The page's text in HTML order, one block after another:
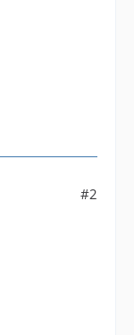
#2